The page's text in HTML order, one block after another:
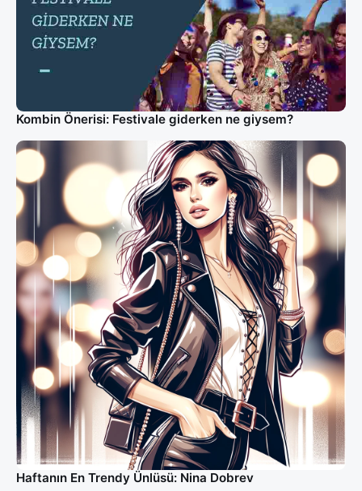
Kombin Önerisi: Festivale giderken ne giysem?
Haftanın En Trendy Ünlüsü: Nina Dobrev